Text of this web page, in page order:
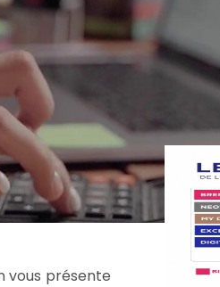
vous présente